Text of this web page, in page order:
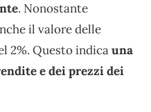
. Nonostante
il valore delle
2%. Questo indicauna
e dei prezzi dei